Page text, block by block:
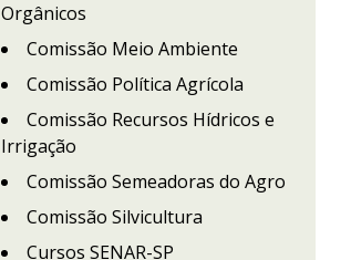
Orgânicos
Comissão Meio Ambiente
Comissão Política Agrícola
Comissão Recursos Hídricos e
Irrigação
Comissão Semeadoras do Agro
Comissão Silvicultura
Cursos SENAR-SP